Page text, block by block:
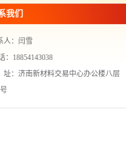
我们
人：闫雪
：18854143038
：济南新材料交易中心办公楼八层